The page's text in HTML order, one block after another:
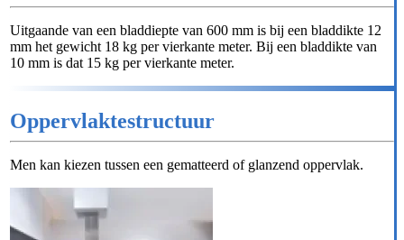
Uitgaande van een bladdiepte van 600 mm is bij een bladdikte 12
mm het gewicht 18 kg per vierkante meter. Bij een bladdikte van
10 mm is dat 15 kg per vierkante meter.
Oppervlaktestructuur
Men kan kiezen tussen een gematteerd of glanzend oppervlak.